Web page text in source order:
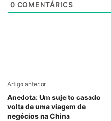
0 COMENTÁRIOS
Artigo anterior
Anedota: Um sujeito casado
volta de uma viagem de
negócios na China